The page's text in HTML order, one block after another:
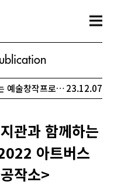
교육프로그램 | 다운복지관과 함께하는 예술창작프로그램 <2022 아트버스 캔버스 x 예술공작소>23.12.07
관과 함께하는
아트버스
작소>